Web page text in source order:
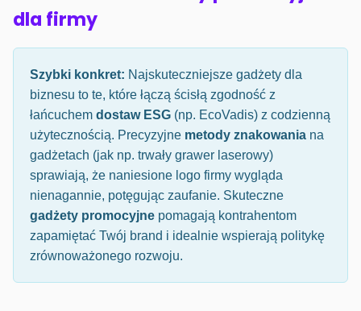
dla firmy
Szybki konkret: Najskuteczniejsze gadżety dla
biznesu to te, które łączą ścisłą zgodność z
łańcuchem dostaw ESG (np. EcoVadis) z codzienną
użytecznością. Precyzyjne metody znakowania na
gadżetach (jak np. trwały grawer laserowy)
sprawiają, że naniesione logo firmy wygląda
nienagannie, potęgując zaufanie. Skuteczne
gadżety promocyjne pomagają kontrahentom
zapamiętać Twój brand i idealnie wspierają politykę
zrównoważonego rozwoju.